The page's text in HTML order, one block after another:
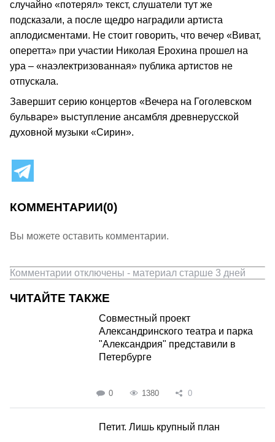
случайно «потерял» текст, слушатели тут же
подсказали, а после щедро наградили артиста
аплодисментами. Не стоит говорить, что вечер «Виват,
оперетта» при участии Николая Ерохина прошел на
ура – «наэлектризованная» публика артистов не
отпускала.
Завершит серию концертов «Вечера на Гоголевском
бульваре» выступление ансамбля древнерусской
духовной музыки «Сирин».
КОММЕНТАРИИ(0)
Вы можете оставить комментарии.
Комментарии отключены - материал старше 3 дней
ЧИТАЙТЕ ТАКЖЕ
Совместный проект
Александринского театра и парка
"Александрия" представили в
Петербурге
0 1380 0
Петит. Лишь крупный план